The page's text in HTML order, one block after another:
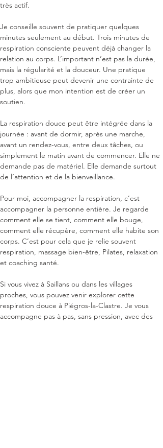
très actif.
Je conseille souvent de pratiquer quelques
minutes seulement au début. Trois minutes de
respiration consciente peuvent déjà changer la
relation au corps. L’important n’est pas la durée,
mais la régularité et la douceur. Une pratique
trop ambitieuse peut devenir une contrainte de
plus, alors que mon intention est de créer un
soutien.
La respiration douce peut être intégrée dans la
journée : avant de dormir, après une marche,
avant un rendez-vous, entre deux tâches, ou
simplement le matin avant de commencer. Elle ne
demande pas de matériel. Elle demande surtout
de l’attention et de la bienveillance.
Pour moi, accompagner la respiration, c’est
accompagner la personne entière. Je regarde
comment elle se tient, comment elle bouge,
comment elle récupère, comment elle habite son
corps. C’est pour cela que je relie souvent
respiration, massage bien-être, Pilates, relaxation
et coaching santé.
Si vous vivez à Saillans ou dans les villages
proches, vous pouvez venir explorer cette
respiration douce à Piégros-la-Clastre. Je vous
accompagne pas à pas, sans pression, avec des